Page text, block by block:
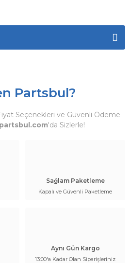
Partsbul?
Seçenekleri ve Güvenli Ödeme
partsbul.com'da Sizlerle!
Sağlam Paketleme
Kapalı ve Güvenli Paketleme
Aynı Gün Kargo
13:00'a Kadar Olan Siparişleriniz